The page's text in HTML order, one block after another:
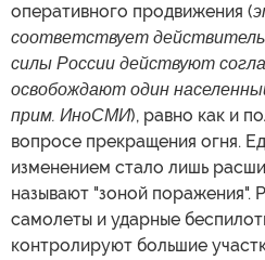
оперативного продвижения (
соответствует
силы России действуют
освобождают один
прим. ИноСМИ), равно как и
вопросе прекращения огня.
изменением стало лишь
называют "зоной поражения".
самолеты и ударные
контролируют большие